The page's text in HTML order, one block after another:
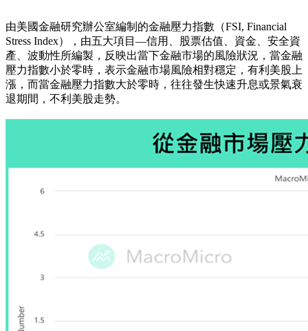
由美國金融研究辦公室編制的金融壓力指數（FSI, Financial
Stress Index），由五大項目—信用、股票估值、資金、安全資
產、波動性所編製，反映出當下金融市場的風險狀況，當金融
壓力指數小於零時，表示金融市場風險相對穩定，有利美股上
漲，而當金融壓力指數大於零時，往往發生快速升息或景氣衰
退期間，不利美股走勢。